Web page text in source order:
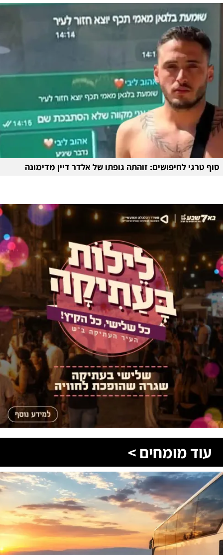
סוף טרגי לחיפושים: זוהתה גופתו של אלדר דיין מדימונה
עוד מומחים >